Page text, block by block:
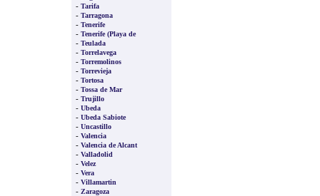
- Tarifa
- Tarragona
- Tenerife
- Tenerife (Playa de
- Teulada
- Torrelavega
- Torremolinos
- Torrevieja
- Tortosa
- Tossa de Mar
- Trujillo
- Ubeda
- Ubeda Sabiote
- Uncastillo
- Valencia
- Valencia de Alcant
- Valladolid
- Velez
- Vera
- Villamartin
- Zaragoza